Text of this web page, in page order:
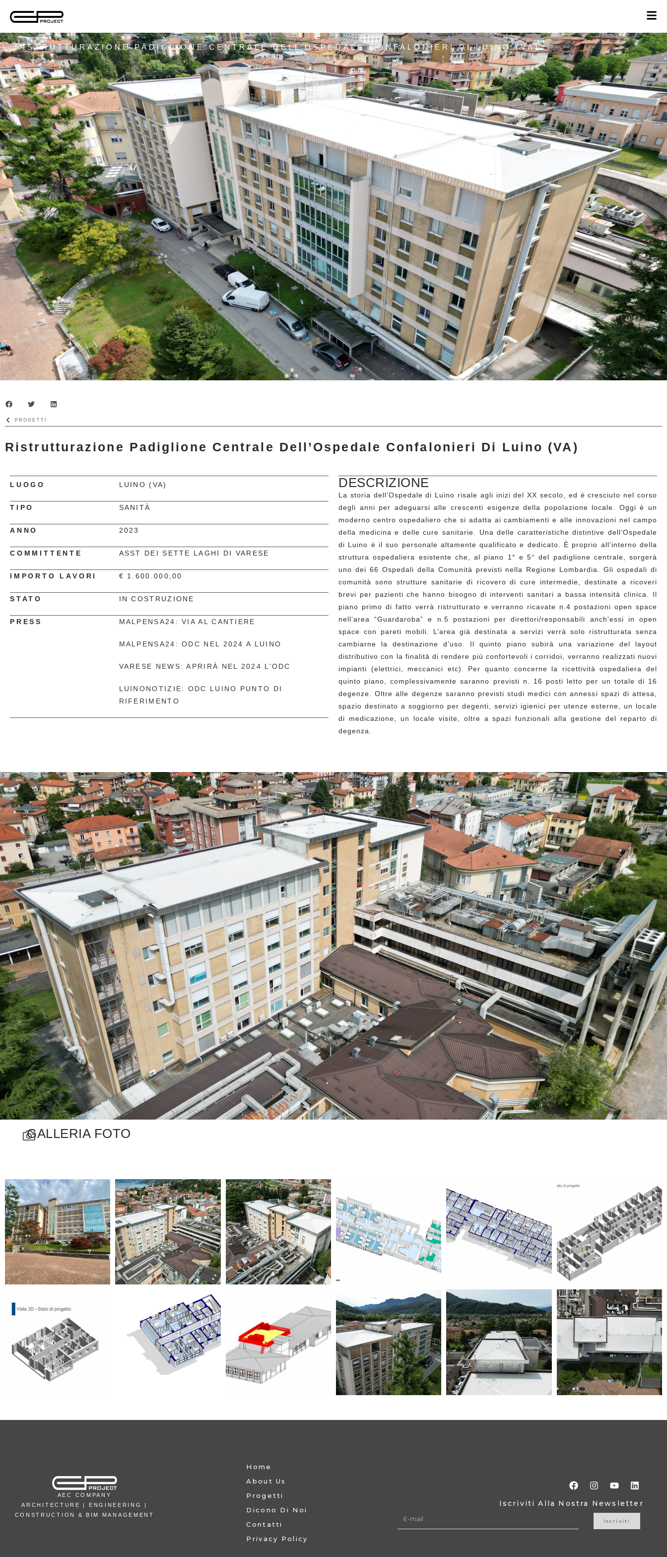
RISTRUTTURAZIONE PADIGLIONE CENTRALE DELL’OSPEDALE CONFALONIERI DI LUINO (VA)
PROGETTI
Ristrutturazione Padiglione Centrale Dell’Ospedale Confalonieri Di Luino (VA)
LUOGO LUINO (VA)
TIPO SANITÀ
ANNO 2023
COMMITTENTE ASST DEI SETTE LAGHI DI VARESE
IMPORTO LAVORI € 1.600.000,00
STATO IN COSTRUZIONE
PRESS MALPENSA24: VIA AL CANTIERE
MALPENSA24: ODC NEL 2024 A LUINO
VARESE NEWS: APRIRÀ NEL 2024 L’ODC
LUINONOTIZIE: ODC LUINO PUNTO DI
RIFERIMENTO
DESCRIZIONE
La storia dell’Ospedale di Luino risale agli inizi del XX secolo, ed è cresciuto nel corso
degli anni per adeguarsi alle crescenti esigenze della popolazione locale. Oggi è un
moderno centro ospedaliero che si adatta ai cambiamenti e alle innovazioni nel campo
della medicina e delle cure sanitarie. Una delle caratteristiche distintive dell’Ospedale
di Luino è il suo personale altamente qualificato e dedicato. È proprio all’interno della
struttura ospedaliera esistente che, al piano 1° e 5° del padiglione centrale, sorgerà
uno dei 66 Ospedali della Comunità previsti nella Regione Lombardia. Gli ospedali di
comunità sono strutture sanitarie di ricovero di cure intermedie, destinate a ricoveri
brevi per pazienti che hanno bisogno di interventi sanitari a bassa intensità clinica. Il
piano primo di fatto verrà ristrutturato e verranno ricavate n.4 postazioni open space
nell’area “Guardaroba” e n.5 postazioni per direttori/responsabili anch’essi in open
space con pareti mobili. L’area già destinata a servizi verrà solo ristrutturata senza
cambiarne la destinazione d’uso. Il quinto piano subirà una variazione del layout
distributivo con la finalità di rendere più confortevoli i corridoi, verranno realizzati nuovi
impianti (elettrici, meccanici etc). Per quanto concerne la ricettività ospedaliera del
quinto piano, complessivamente saranno previsti n. 16 posti letto per un totale di 16
degenze. Oltre alle degenze saranno previsti studi medici con annessi spazi di attesa,
spazio destinato a soggiorno per degenti, servizi igienici per utenze esterne, un locale
di medicazione, un locale visite, oltre a spazi funzionali alla gestione del reparto di
degenza.
GALLERIA FOTO
AEC COMPANY
ARCHITECTURE | ENGINEERING |
CONSTRUCTION & BIM MANAGEMENT
Home
About Us
Progetti
Dicono Di Noi
Contatti
Privacy Policy
Iscriviti Alla Nostra Newsletter
Iscriviti